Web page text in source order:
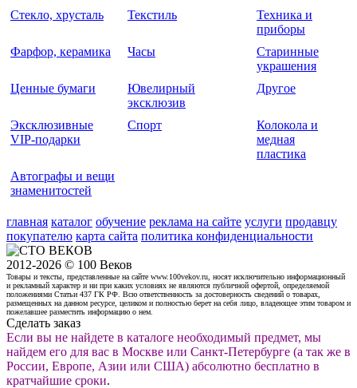
Стекло, хрусталь
Текстиль
Техника и
приборы
Фарфор, керамика
Часы
Старинные
украшения
Ценные бумаги
Ювелирный
эксклюзив
Другое
Эксклюзивные
VIP-подарки
Спорт
Колокола и
медная
пластика
Автографы и вещи
знаменитостей
главная каталог обучение реклама на сайте услуги продавцу
покупателю карта сайта политика конфиденциальности
2012-2026 © 100 Веков
Товары и тексты, представленные на сайте www.100vekov.ru, носят исключительно информационный
и рекламный характер и ни при каких условиях не являются публичной офертой, определяемой
положениями Статьи 437 ГК РФ. Всю ответственность за достоверность сведений о товарах,
размещенных на данном ресурсе, целиком и полностью берет на себя лицо, владеющее этим товаром и
пожелавшее разместить информацию о нем.
Сделать заказ
Если вы не найдете в каталоге необходимый предмет, мы
найдем его для вас в Москве или Санкт-Петербурге (а так же в
России, Европе, Азии или США) абсолютно бесплатно в
кратчайшие сроки.